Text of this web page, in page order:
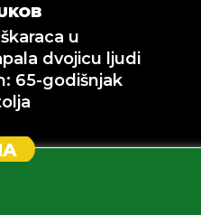
u
dvojicu ljudi
65-godišnjak